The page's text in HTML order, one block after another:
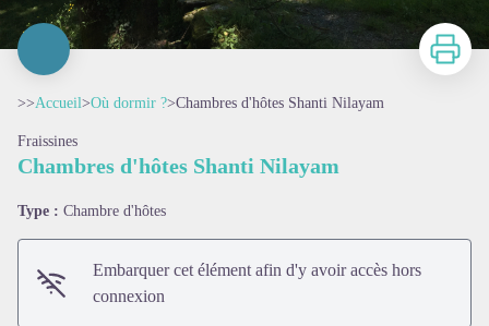
Voir l'image en plein écran
Imprimer
>>Accueil>Où dormir ?>Chambres d'hôtes Shanti Nilayam
Fraissines
Chambres d'hôtes Shanti Nilayam
Type : Chambre d'hôtes
Embarquer cet élément afin d'y avoir accès hors
connexion